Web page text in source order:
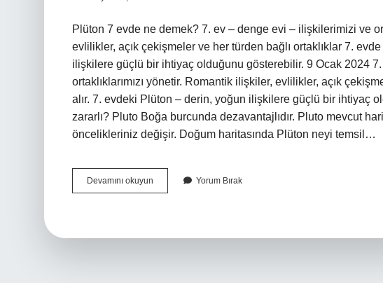
Plüton 7 evde ne demek? 7. ev – denge evi – ilişkilerimizi ve
evlilikler, açık çekişmeler ve her türden bağlı ortaklıklar 7.
ilişkilere güçlü bir ihtiyaç olduğunu gösterebilir. 9 Ocak 2024
ortaklıklarımızı yönetir. Romantik ilişkiler, evlilikler, açık
alır. 7. evdeki Plüton – derin, yoğun ilişkilere güçlü bir ihtiyaç
zararlı? Pluto Boğa burcunda dezavantajlıdır. Pluto mevcut
öncelikleriniz değişir. Doğum haritasında Plüton neyi temsil…
Devamını okuyun
Evde
Yorum Bırak